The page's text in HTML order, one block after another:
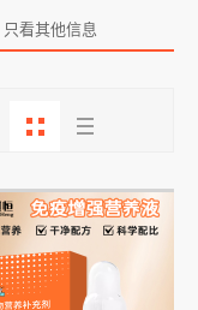
只看其他信息